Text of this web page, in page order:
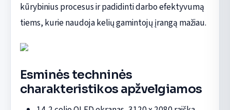
kūrybinius procesus ir padidinti darbo efektyvumą
tiems, kurie naudoja kelių gamintojų įrangą mažiau.
Esminės techninės
charakteristikos apžvelgiamos